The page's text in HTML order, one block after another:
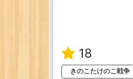
18
きのこたけのこ戦争